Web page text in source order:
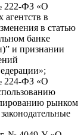
222-ФЗ «О
агентств в
в статью
банке
и признании
224-ФЗ «О
рынком